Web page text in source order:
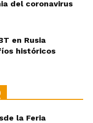
del coronavirus
en Rusia
históricos
la Feria